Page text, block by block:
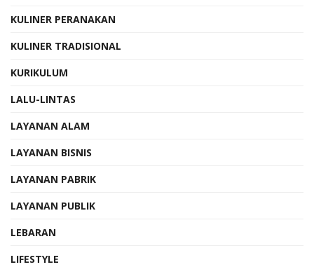
KULINER PERANAKAN
KULINER TRADISIONAL
KURIKULUM
LALU-LINTAS
LAYANAN ALAM
LAYANAN BISNIS
LAYANAN PABRIK
LAYANAN PUBLIK
LEBARAN
LIFESTYLE